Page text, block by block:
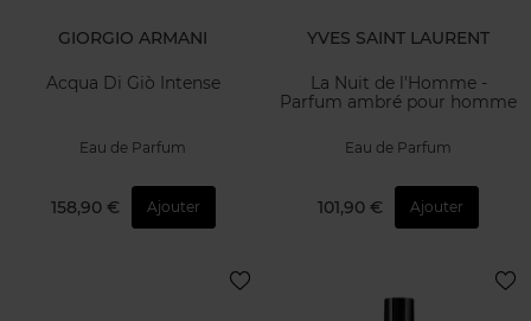
GIORGIO ARMANI
Acqua Di Giò Intense
Eau de Parfum
158,90 € Ajouter
YVES SAINT LAURENT
La Nuit de l'Homme -
Parfum ambré pour homme
Eau de Parfum
101,90 € Ajouter